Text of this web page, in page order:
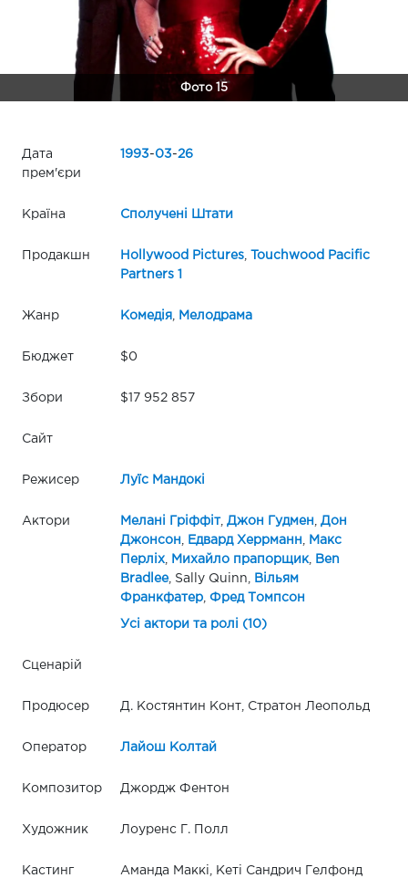
Фото 15
Дата
прем'єри
1993-03-26
Країна Сполучені Штати
Продакшн Hollywood Pictures,
Touchwood Pacific
Partners 1
Жанр Комедія, Мелодрама
Бюджет $0
Збори $17 952 857
Сайт
Режисер Луїс Мандокі
Актори Мелані Гріффіт, Джон Гудмен
Дон
Джонсон
Едвард Херрманн
Макс
Перліх, Михайло прапорщик,
Ben
Bradlee, Sally Quinn,
Вільям
Франкфатер, Фред Томпсон
Усі актори та ролі (10)
Сценарій
Продюсер Д. Костянтин Конт, Стратон Леопольд
Оператор Лайош Колтай
Композитор Джордж Фентон
Художник Лоуренс Г. Полл
Кастинг Аманда Маккі, Кеті Сандрич Гелфонд